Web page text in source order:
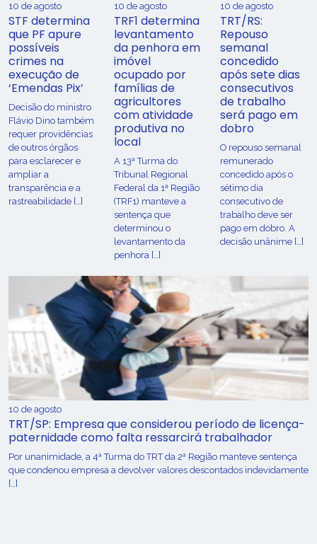
10 de agosto
STF determina
que PF apure
possíveis
crimes na
execução de
‘Emendas Pix’
Decisão do ministro
Flávio Dino também
requer providências
de outros órgãos
para esclarecer e
ampliar a
transparência e a
rastreabilidade […]
10 de agosto
TRF1 determina
levantamento
da penhora em
imóvel
ocupado por
famílias de
agricultores
com atividade
produtiva no
local
A 13ª Turma do
Tribunal Regional
Federal da 1ª Região
(TRF1) manteve a
sentença que
determinou o
levantamento da
penhora […]
10 de agosto
TRT/RS:
Repouso
semanal
concedido
após sete dias
consecutivos
de trabalho
será pago em
dobro
O repouso semanal
remunerado
concedido após o
sétimo dia
consecutivo de
trabalho deve ser
pago em dobro. A
decisão unânime […]
10 de agosto
TRT/SP: Empresa que considerou período de licença-
paternidade como falta ressarcirá trabalhador
Por unanimidade, a 4ª Turma do TRT da 2ª Região manteve sentença
que condenou empresa a devolver valores descontados indevidamente
[…]